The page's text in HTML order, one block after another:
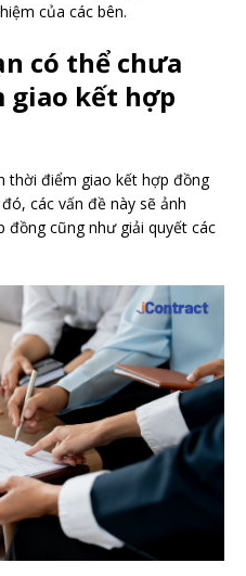
của các bên.
có thể chưa
giao kết hợp
thời điểm giao kết hợp đồng
các vấn đề này sẽ ảnh
đồng cũng như giải quyết các